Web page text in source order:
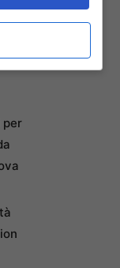
zombie.
per